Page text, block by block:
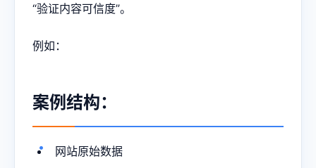
“验证内容可信度”。
例如：
案例结构：
网站原始数据